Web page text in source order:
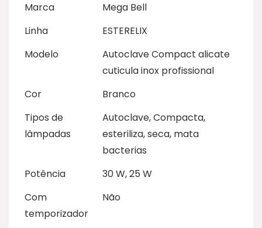
Marca
Mega Bell
Linha
ESTERELIX
Modelo
Autoclave Compact alicate
cuticula inox profissional
Cor
Branco
Tipos de
lâmpadas
Autoclave, Compacta,
esteriliza, seca, mata
bacterias
Potência
30 W, 25 W
Com
temporizador
Não